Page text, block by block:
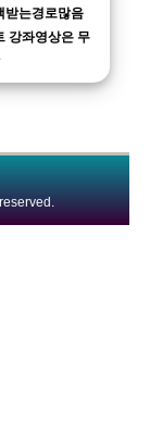
받는경로많음
강좌영상은 무